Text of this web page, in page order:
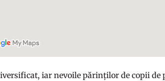
iar nevoile părinților de copii de